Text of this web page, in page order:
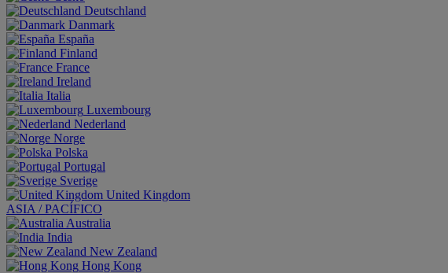
Deutschland
Danmark
España
Finland
France
Ireland
Italia
Luxembourg
Nederland
Norge
Polska
Portugal
Sverige
United Kingdom
ASIA / PACÍFICO
Australia
India
New Zealand
Hong Kong